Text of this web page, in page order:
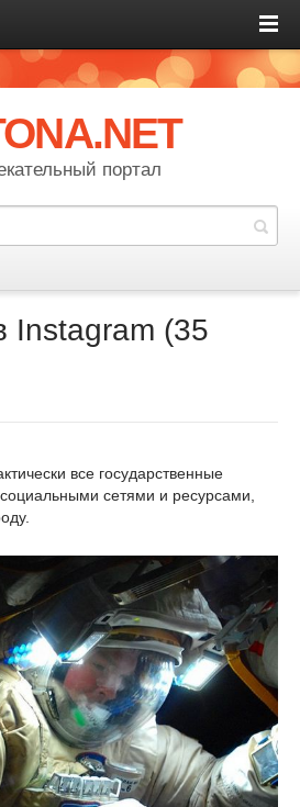
портал
Instagram (35
все государственные
сетями и ресурсами,